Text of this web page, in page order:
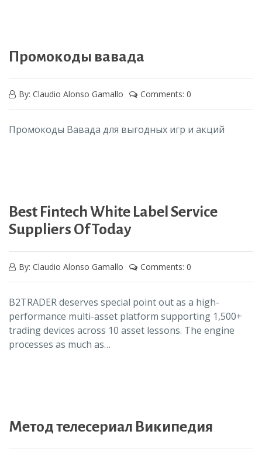
Промокоды вавада
By: Claudio Alonso Gamallo Comments: 0
Промокоды Вавада для выгодных игр и акций
Best Fintech White Label Service
Suppliers Of Today
By: Claudio Alonso Gamallo Comments: 0
B2TRADER deserves special point out as a high-
performance multi-asset platform supporting 1,500+
trading devices across 10 asset lessons. The engine
processes as much as…
Метод телесериал Википедия